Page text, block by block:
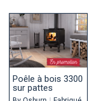
Poêle à bois 3300
sur pattes